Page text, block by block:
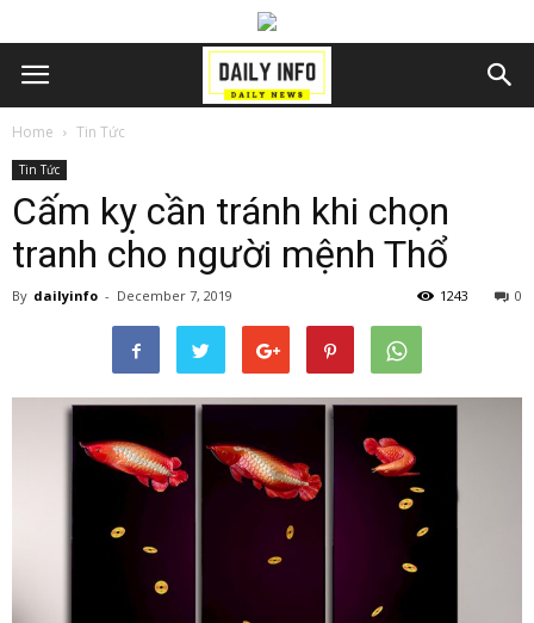
Home Tin Tức
Tin Tức
Cấm kỵ cần tránh khi chọn
tranh cho người mệnh Thổ
By dailyinfo - December 7, 2019 0
1243